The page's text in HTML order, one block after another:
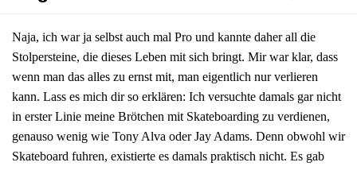
Naja, ich war ja selbst auch mal Pro und kannte daher all die
Stolpersteine, die dieses Leben mit sich bringt. Mir war klar, dass
wenn man das alles zu ernst mit, man eigentlich nur verlieren
kann. Lass es mich dir so erklären: Ich versuchte damals gar nicht
in erster Linie meine Brötchen mit Skateboarding zu verdienen,
genauso wenig wie Tony Alva oder Jay Adams. Denn obwohl wir
Skateboard fuhren, existierte es damals praktisch nicht. Es gab